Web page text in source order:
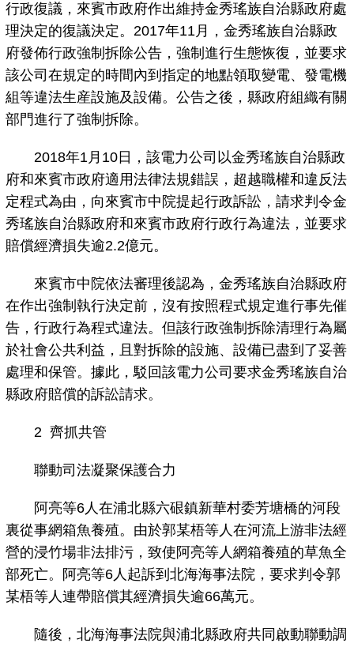
行政復議，來賓市政府作出維持金秀瑤族自治縣政府處
理決定的復議決定。2017年11月，金秀瑤族自治縣政
府發佈行政強制拆除公告，強制進行生態恢復，並要求
該公司在規定的時間內到指定的地點領取變電、發電機
組等違法生産設施及設備。公告之後，縣政府組織有關
部門進行了強制拆除。
2018年1月10日，該電力公司以金秀瑤族自治縣政
府和來賓市政府適用法律法規錯誤，超越職權和違反法
定程式為由，向來賓市中院提起行政訴訟，請求判令金
秀瑤族自治縣政府和來賓市政府行政行為違法，並要求
賠償經濟損失逾2.2億元。
來賓市中院依法審理後認為，金秀瑤族自治縣政府
在作出強制執行決定前，沒有按照程式規定進行事先催
告，行政行為程式違法。但該行政強制拆除清理行為屬
於社會公共利益，且對拆除的設施、設備已盡到了妥善
處理和保管。據此，駁回該電力公司要求金秀瑤族自治
縣政府賠償的訴訟請求。
2 齊抓共管
聯動司法凝聚保護合力
阿亮等6人在浦北縣六硍鎮新華村委芳塘橋的河段
裏從事網箱魚養殖。由於郭某梧等人在河流上游非法經
營的浸竹場非法排污，致使阿亮等人網箱養殖的草魚全
部死亡。阿亮等6人起訴到北海海事法院，要求判令郭
某梧等人連帶賠償其經濟損失逾66萬元。
隨後，北海海事法院與浦北縣政府共同啟動聯動調